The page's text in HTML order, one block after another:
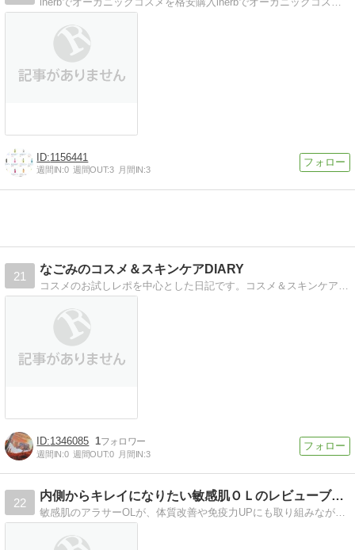
1156441
週間IN:0 週間OUT:3 月間IN:3
21
なごみのコスメ＆スキンケアDIARY
1346085 1
週間IN:0 週間OUT:0 月間IN:3
22
内側からキレイになりたい敏感肌ＯＬのレビューブログ
敏感肌のアラサーOLが、体質改善や免疫力UPにも取り組みながら、自然派コスメや健康食品を中心に色々試しています。正直な感想を心がけています。